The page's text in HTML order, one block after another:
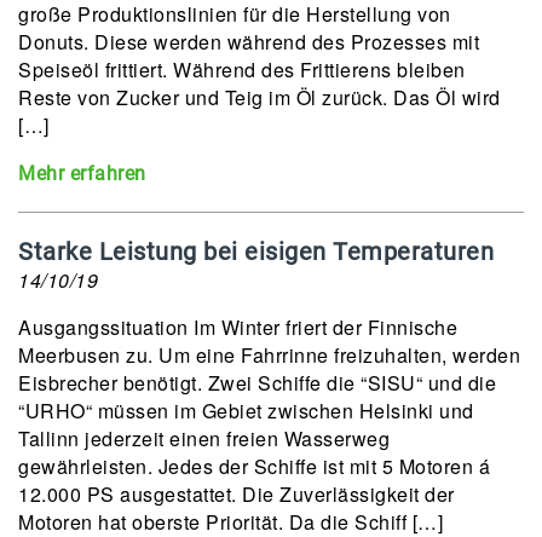
große Produktionslinien für die Herstellung von
Donuts. Diese werden während des Prozesses mit
Speiseöl frittiert. Während des Frittierens bleiben
Reste von Zucker und Teig im Öl zurück. Das Öl wird
[…]
Mehr erfahren
Starke Leistung bei eisigen Temperaturen
14/10/19
Ausgangssituation Im Winter friert der Finnische
Meerbusen zu. Um eine Fahrrinne freizuhalten, werden
Eisbrecher benötigt. Zwei Schiffe die “SISU“ und die
“URHO“ müssen im Gebiet zwischen Helsinki und
Tallinn jederzeit einen freien Wasserweg
gewährleisten. Jedes der Schiffe ist mit 5 Motoren á
12.000 PS ausgestattet. Die Zuverlässigkeit der
Motoren hat oberste Priorität. Da die Schiff […]